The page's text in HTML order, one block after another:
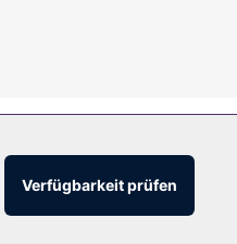
unter der Woche von 06:30
Verfügbarkeit prüfen